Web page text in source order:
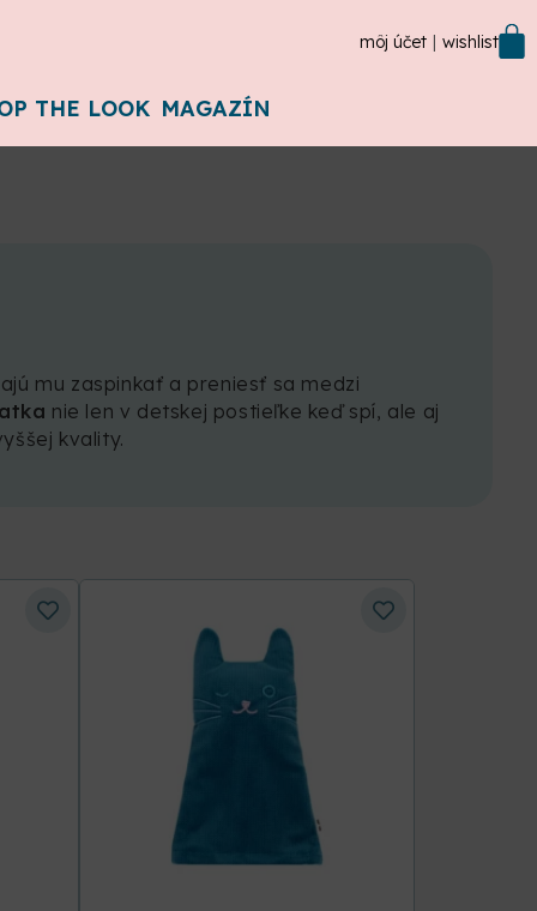
môj účet wishlist
THE LOOK MAGAZÍN
mu zaspinkať a preniesť sa medzi
nie len v detskej postieľke keď spí, ale aj
kvality.